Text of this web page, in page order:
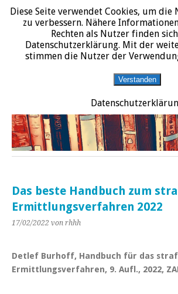
START DATENSCHUTZERKLÄRUNG
JURALIT
Rezensionen juristischer
Das beste Handbuch zum
Ermittlungsverfahren 2022
17/02/2022 von rhhh
Detlef Burhoff, Handbuch für das
Ermittlungsverfahren, 9. Aufl., 2022,
Diese Seite verwendet Cookies, um
zu verbessern. Nähere
Rechten als Nutzer finden
Datenschutzerklärung. Mit der
stimmen die Nutzer der
Verstanden